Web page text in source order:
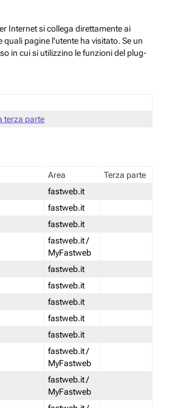
Internet si collega direttamente ai
pagine l'utente ha visitato. Se un
in cui si utilizzino le funzioni del plug-
terza parte
Area
Terza parte
fastweb.it
fastweb.it
fastweb.it
fastweb.it /
MyFastweb
fastweb.it
fastweb.it
fastweb.it
fastweb.it
fastweb.it
fastweb.it /
MyFastweb
fastweb.it /
MyFastweb